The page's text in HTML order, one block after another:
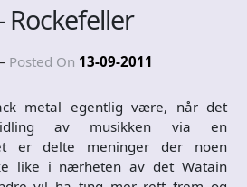
Rockefeller
Posted On 13-09-2011
metal egentlig være, når det
av musikken via en
er delte meninger der noen
like i nærheten av det Watain